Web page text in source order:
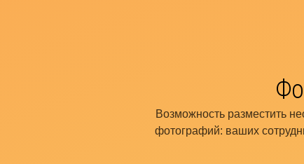
Возможность разместить
фотографий: ваших